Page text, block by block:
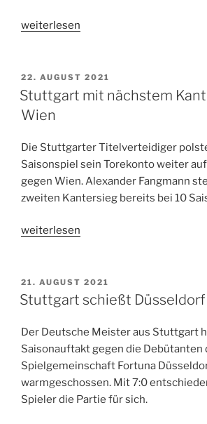
„Torloses
Stuttgart
und
Marburg“
weiterlesen
VERÖFFENTLICHT
AM
22. AUGUST 2021
Stuttgart mit nächstem
Wien
Die Stuttgarter Titelverteidiger
Saisonspiel sein Torekonto weiter
gegen Wien. Alexander Fangmann
zweiten Kantersieg bereits bei 10
„Stuttgart
Kantersieg
gegen
weiterlesen
VERÖFFENTLICHT
AM
21. AUGUST 2021
Stuttgart schießt Düsseldorf
Der Deutsche Meister aus Stuttgart
Saisonauftakt gegen die Debütanten
Spielgemeinschaft Fortuna
warmgeschossen. Mit 7:0
Spieler die Partie für sich.